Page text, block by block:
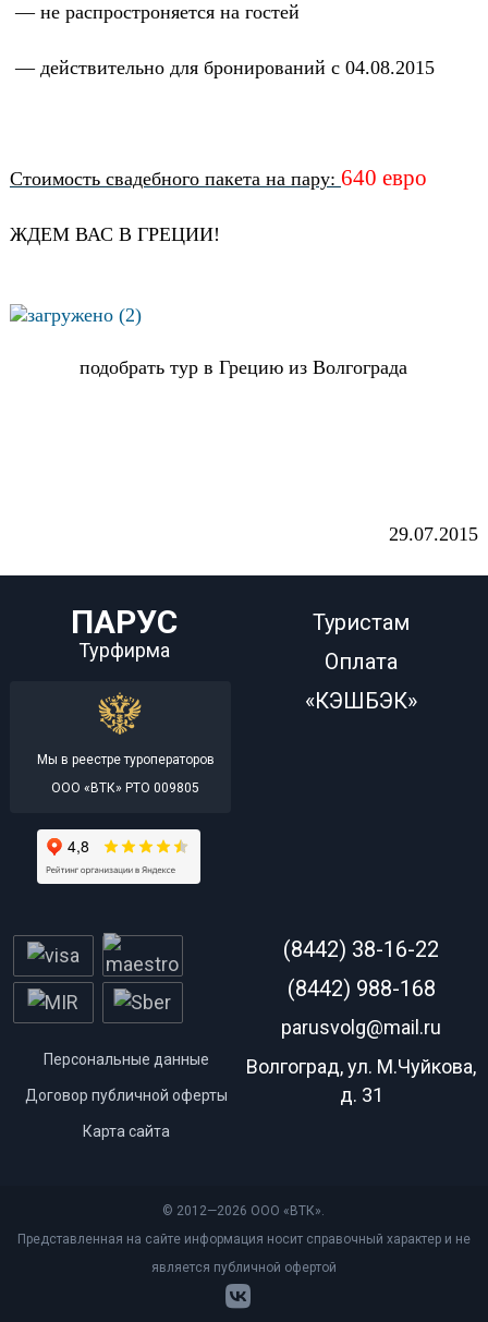
— не распростроняется на гостей
— действительно для бронирований с 04.08.2015
Стоимость свадебного пакета на пару: 640 евро
ЖДЕМ ВАС В ГРЕЦИИ!
подобрать тур в Грецию из Волгограда
29.07.2015
ПАРУС
Турфирма
Мы в реестре туроператоров
ООО «ВТК» РТО 009805
Туристам
Оплата
«КЭШБЭК»
Персональные данные
Договор публичной оферты
Карта сайта
(8442) 38-16-22
(8442) 988-168
parusvolg@mail.ru
Волгоград, ул. М.Чуйкова,
д. 31
© 2012—2026 ООО «ВТК».
Представленная на сайте информация носит справочный характер и не
является публичной офертой